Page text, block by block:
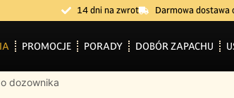
14 dni na zwrot Darmowa dostawa
PROMOCJE PORADY DOBÓR ZAPACHU
dozownika